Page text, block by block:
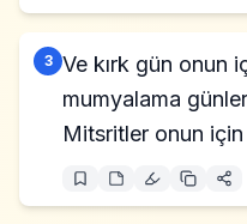
3 Ve kırk gün onun
mumyalama
Mitsritler onun